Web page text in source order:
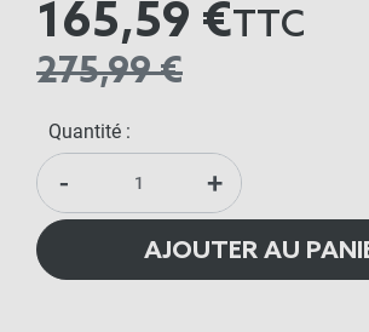
165,59 €TTC
275,99 €
Quantité :
- +
AJOUTER AU